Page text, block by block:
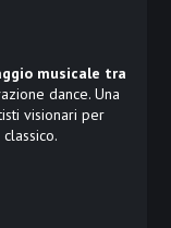
musicale tra
dance. Una
visionari per